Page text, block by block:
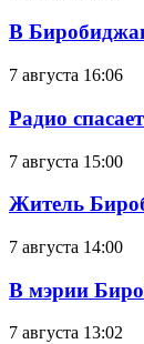
В
7 августа 16:06
Радио
7 августа 15:00
Житель
7 августа 14:00
В мэрии
7 августа 13:02